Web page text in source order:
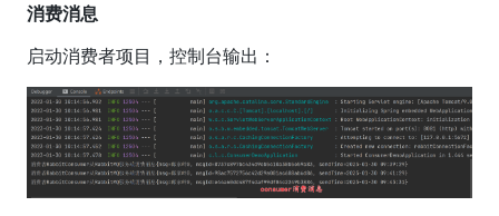
消费消息
启动消费者项目，控制台输出：